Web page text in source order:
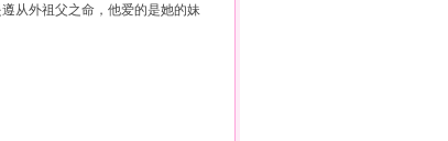
从外祖父之命，他爱的是她的妹